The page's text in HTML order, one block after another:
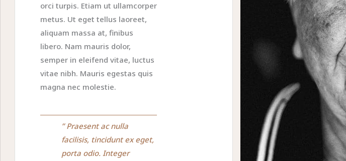
orci turpis. Etiam ut ullamcorper
metus. Ut eget tellus laoreet,
aliquam massa at, finibus
libero. Nam mauris dolor,
semper in eleifend vitae, luctus
vitae nibh. Mauris egestas quis
magna nec molestie.
” Praesent ac nulla
facilisis, tincidunt ex eget,
porta odio. Integer